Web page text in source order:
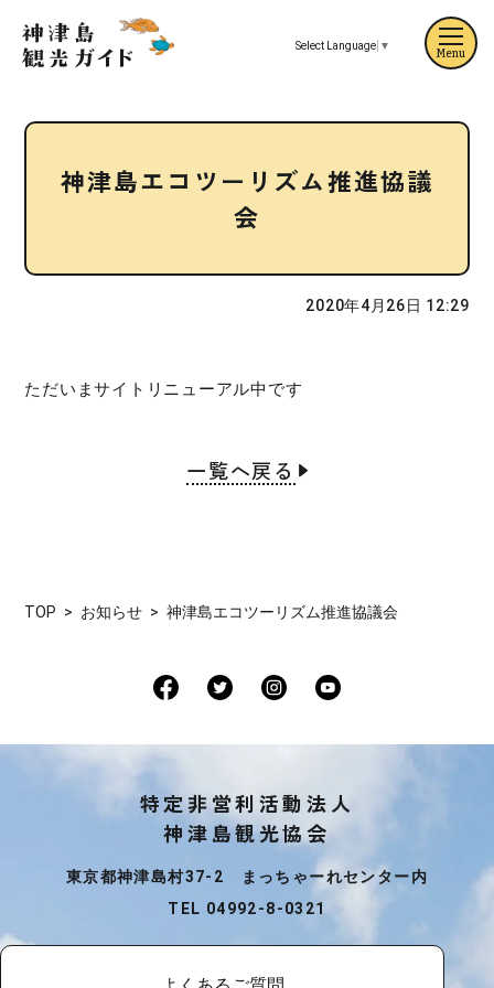
Select Language ▼
神津島エコツーリズム推進協議
会
2020年4月26日 12:29
ただいまサイトリニューアル中です
一覧へ戻る
TOP お知らせ 神津島エコツーリズム推進協議会
特定非営利活動法人
神津島観光協会
東京都神津島村37-2 まっちゃーれセンター内
TEL 04992-8-0321
Menu